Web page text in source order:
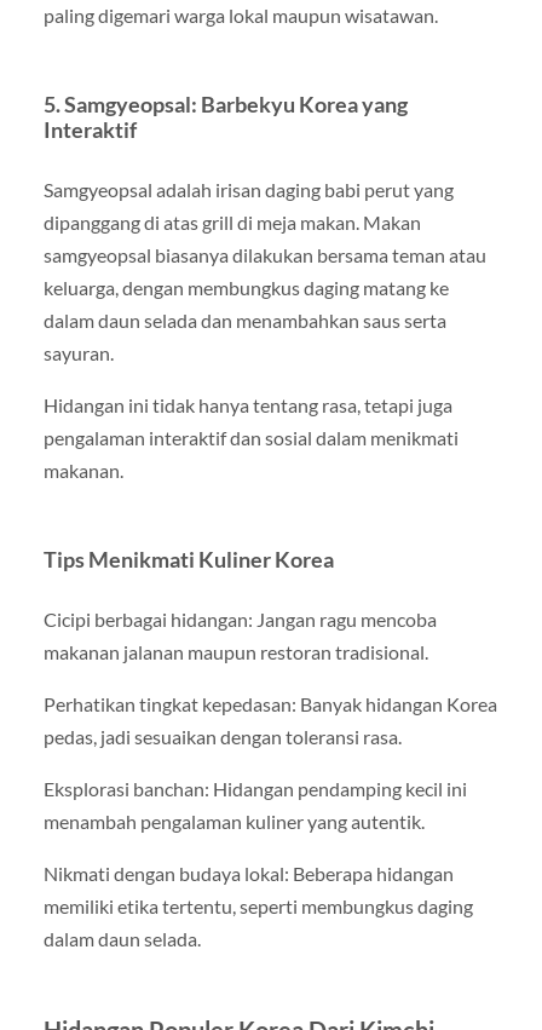
paling digemari warga lokal maupun wisatawan.
5. Samgyeopsal: Barbekyu Korea yang
Interaktif
Samgyeopsal adalah irisan daging babi perut yang
dipanggang di atas grill di meja makan. Makan
samgyeopsal biasanya dilakukan bersama teman atau
keluarga, dengan membungkus daging matang ke
dalam daun selada dan menambahkan saus serta
sayuran.
Hidangan ini tidak hanya tentang rasa, tetapi juga
pengalaman interaktif dan sosial dalam menikmati
makanan.
Tips Menikmati Kuliner Korea
Cicipi berbagai hidangan: Jangan ragu mencoba
makanan jalanan maupun restoran tradisional.
Perhatikan tingkat kepedasan: Banyak hidangan Korea
pedas, jadi sesuaikan dengan toleransi rasa.
Eksplorasi banchan: Hidangan pendamping kecil ini
menambah pengalaman kuliner yang autentik.
Nikmati dengan budaya lokal: Beberapa hidangan
memiliki etika tertentu, seperti membungkus daging
dalam daun selada.